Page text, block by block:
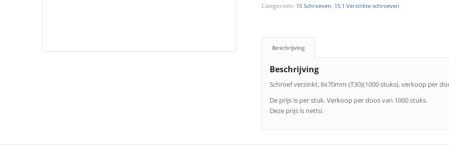
Categorieën: 15 Schroeven, 15.1 Verzinkte schroeven
Beschrijving
Beschrijving
Schroef verzinkt, 6x70mm (T30)(1000 stuks), verkoop per
De prijs is per stuk. Verkoop per doos van 1000 stuks.
Deze prijs is netto.